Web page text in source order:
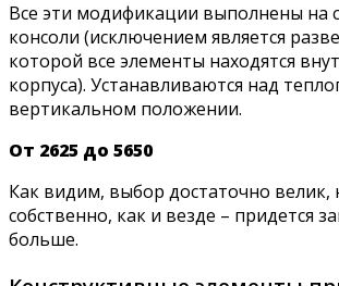
Все эти модификации выполнены на
консоли (исключением является
которой все элементы находятся
корпуса). Устанавливаются над
вертикальном положении.
От 2625 до 5650
Как видим, выбор достаточно велик,
собственно, как и везде – придется
больше.